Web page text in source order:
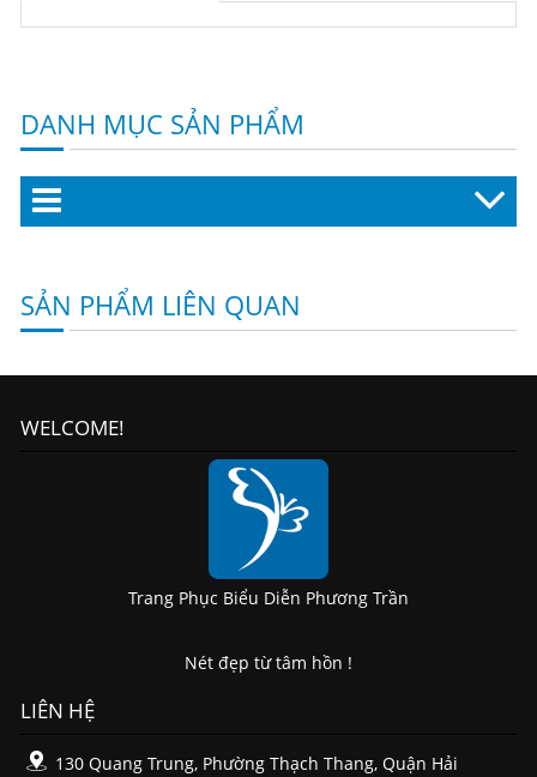
DANH MỤC SẢN PHẨM
SẢN PHẨM LIÊN QUAN
WELCOME!
Trang Phục Biểu Diễn Phương Trần
Nét đẹp từ tâm hồn !
LIÊN HỆ
130 Quang Trung, Phường Thạch Thang, Quận Hải